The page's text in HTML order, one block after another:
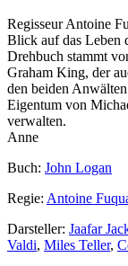
Regisseur Antoine
Blick auf das Leben
Drehbuch stammt
Graham King, der
den beiden
Eigentum von
verwalten.
Anne
Buch: John Logan
Regie: Antoine
Darsteller: Jaafar
Valdi, Miles Teller,